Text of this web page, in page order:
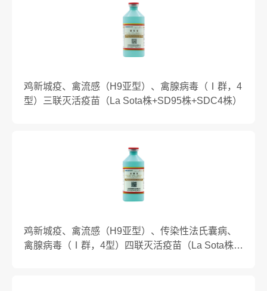
鸡新城疫、禽流感（H9亚型）、禽腺病毒（Ⅰ群，4
型）三联灭活疫苗（La Sota株+SD95株+SDC4株）
鸡新城疫、禽流感（H9亚型）、传染性法氏囊病、
禽腺病毒（Ⅰ群，4型）四联灭活疫苗（La Sota株